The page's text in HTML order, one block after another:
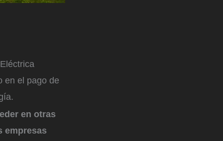
en el pago de
en otras
empresas